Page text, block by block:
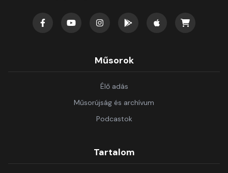
Műsorok
Élő adás
Műsorújság és archívum
Podcastok
Tartalom